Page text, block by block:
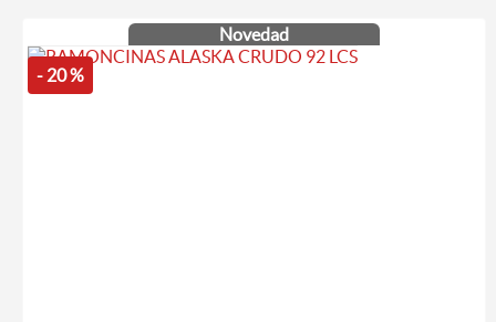
Novedad
- 20 %